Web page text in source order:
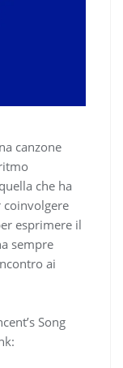
canzone
che ha
coinvolgere
esprimere il
sempre
ai
Song